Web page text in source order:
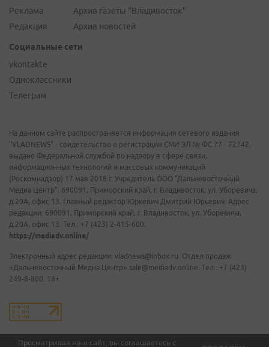
Просматривая наш сайт, вы соглашаетесь с
Реклама
Редакция
Архив газеты "Владивосток"
Архив новостей
Социальные сети
vkontakte
Одноклассники
Телеграм
На данном сайте распространяется информация сетевого издания
"VLADNEWS" - свидетельство о регистрации СМИ ЭЛ № ФС 77 - 72742,
выдано Федеральной службой по надзору в сфере связи,
информационных технологий и массовых коммуникаций
(Роскомнадзор) 17 мая 2018 г. Учредитель ООО "Дальневосточный
Медиа Центр". 690091, Приморский край, г. Владивосток, ул. Уборевича,
д.20А, офис 13. Главный редактор Юркевич Дмитрий Юрьевич. Адрес
редакции: 690091, Приморский край, г. Владивосток, ул. Уборевича,
д.20А, офис 13. Тел.: +7 (423) 2-415-600.
https://mediadv.online/
Электронный адрес редакции: vladnews@inbox.ru. Отдел продаж
«Дальневосточный Медиа Центр» sale@mediadv.online. Тел.: +7 (423)
249-8-800. 18+